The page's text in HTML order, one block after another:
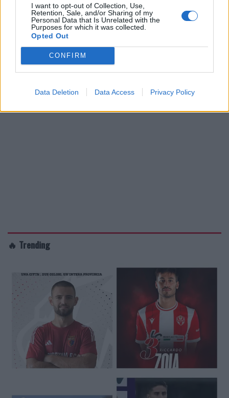
I want to opt-out of Collection, Use,
Retention, Sale, and/or Sharing of my
Personal Data that Is Unrelated with the
Purposes for which it was collected.
Opted Out
CONFIRM
Data Deletion Data Access Privacy Policy
🔥 Trending